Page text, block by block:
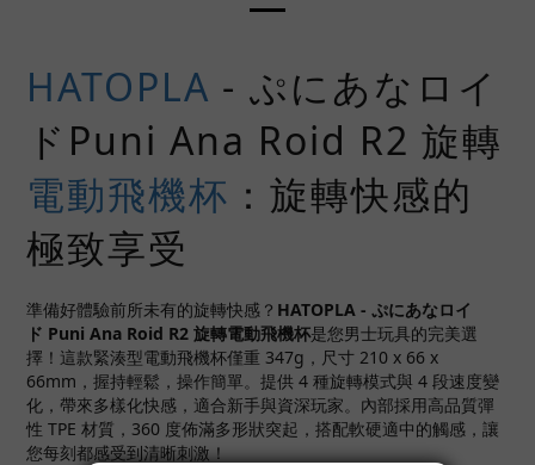
HATOPLA - ぷにあなロイ
ドPuni Ana Roid R2 旋轉
電動飛機杯 ：旋轉快感的
極致享受
準備好體驗前所未有的旋轉快感？ HATOPLA - ぷにあなロイ
ド Puni Ana Roid R2 旋轉電動飛機杯是您男士玩具的完美選
擇！這款緊湊型電動飛機杯僅重 347g，尺寸 210 x 66 x
66mm，握持輕鬆，操作簡單。提供 4 種旋轉模式與 4 段速度變
化，帶來多樣化快感，適合新手與資深玩家。內部採用高品質彈
性 TPE 材質，360 度佈滿多形狀突起，搭配軟硬適中的觸感，讓
您每刻都感受到清晰刺激！